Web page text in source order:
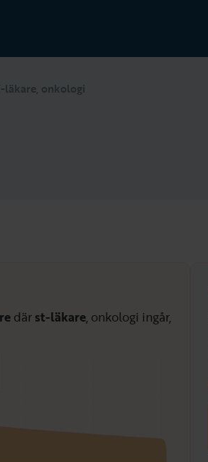
läkare, onkologi
där st-läkare, onkologi ingår,